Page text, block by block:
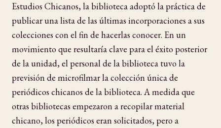
Estudios Chicanos, la biblioteca adoptó la práctica de
publicar una lista de las últimas incorporaciones a sus
colecciones con el fin de hacerlas conocer. En un
movimiento que resultaría clave para el éxito posterior
de la unidad, el personal de la biblioteca tuvo la
previsión de microfilmar la colección única de
periódicos chicanos de la biblioteca. A medida que
otras bibliotecas empezaron a recopilar material
chicano, los periódicos eran solicitados, pero a